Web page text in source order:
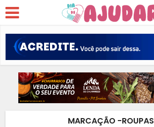
MARCAÇÃO -ROUPAS